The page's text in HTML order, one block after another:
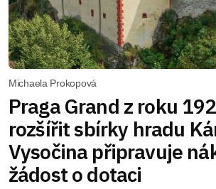
Michaela Prokopová
Praga Grand z roku
rozšířit sbírky hradu
Vysočina připravuje
žádost o dotaci